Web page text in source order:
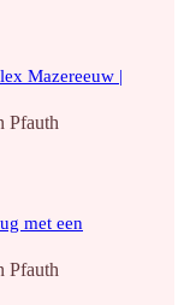
Mazereeuw |
Pfauth
met een
Pfauth